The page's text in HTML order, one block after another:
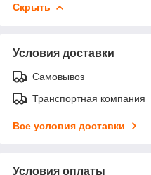
Скрыть
Условия доставки
Самовывоз
Транспортная компания
Все условия доставки
Условия оплаты